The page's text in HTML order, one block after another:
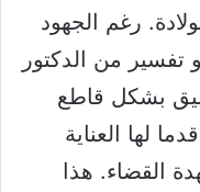
رغم الجهود
تفسير من الدكتور
بشكل قاطع
لها العناية
القضاء. هذا